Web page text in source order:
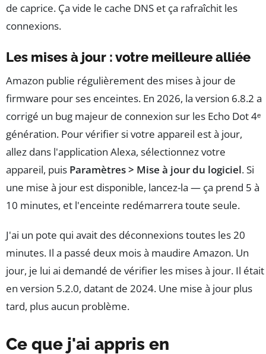
de caprice. Ça vide le cache DNS et ça rafraîchit les
connexions.
Les mises à jour : votre meilleure alliée
Amazon publie régulièrement des mises à jour de
firmware pour ses enceintes. En 2026, la version 6.8.2 a
corrigé un bug majeur de connexion sur les Echo Dot 4ᵉ
génération. Pour vérifier si votre appareil est à jour,
allez dans l'application Alexa, sélectionnez votre
appareil, puis Paramètres > Mise à jour du logiciel. Si
une mise à jour est disponible, lancez-la — ça prend 5 à
10 minutes, et l'enceinte redémarrera toute seule.
J'ai un pote qui avait des déconnexions toutes les 20
minutes. Il a passé deux mois à maudire Amazon. Un
jour, je lui ai demandé de vérifier les mises à jour. Il était
en version 5.2.0, datant de 2024. Une mise à jour plus
tard, plus aucun problème.
Ce que j'ai appris en